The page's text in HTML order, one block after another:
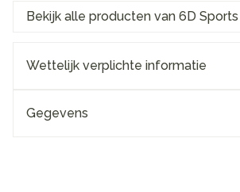
Bekijk alle producten van 6D Sports
Wettelijk verplichte informatie
Gegevens